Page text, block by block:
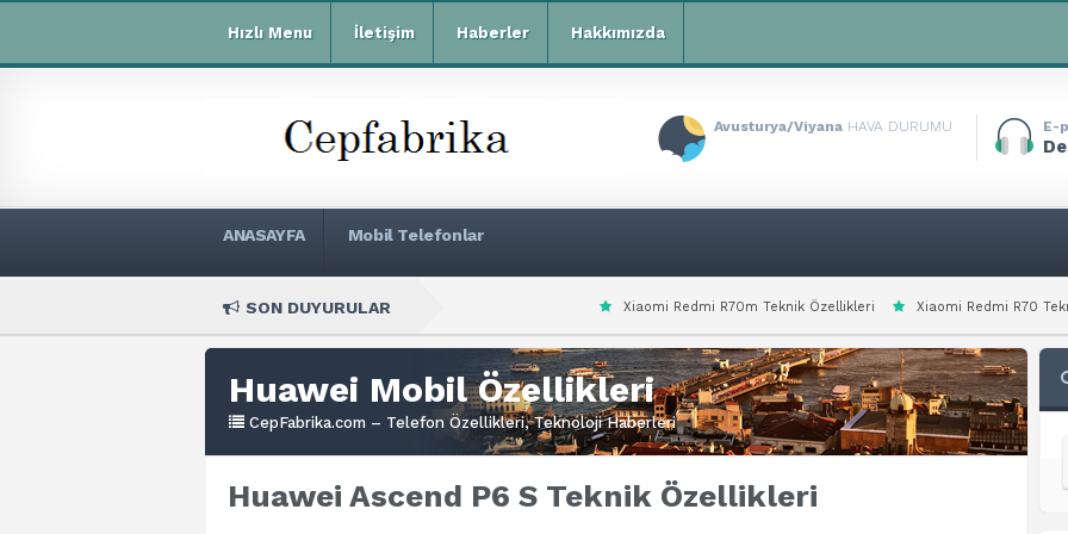
Hızlı Menu İletişim Haberler Hakkımızda
Avusturya/Viyana HAVA DURUMU E-
ANASAYFA Mobil Telefonlar
SON DUYURULAR Xiaomi Redmi R70m Teknik Özellikleri Xiaomi Redmi R70 Teknik Özellikleri
Huawei Mobil Özellikleri
CepFabrika.com – Telefon Özellikleri, Teknoloji Haberleri
Huawei Ascend P6 S Teknik Özellikleri